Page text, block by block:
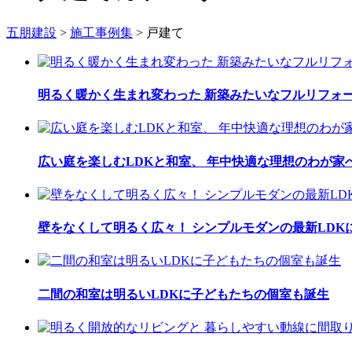
五朋建設 > 施工事例集 > 戸建て
明るく暖かく生まれ変わった 新築みたいなフルリフォ
広い庭を楽しむLDKと和室、 年中快適な理想のわが家
壁をなくして明るく広々！ シンプルモダンの最新LDK
二間の和室は明るいLDKに子どもたちの個室も誕生